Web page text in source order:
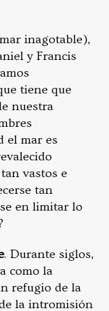
inagotable),
y Francis
tiene que
nuestra
el mar es
vastos e
tan
en limitar lo
. Durante siglos,
como la
refugio de la
la intromisión